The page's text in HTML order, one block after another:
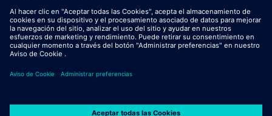
unirse a nosotros, por favor, es importante tener en cuenta
que Siemens no solicita honorarios antes / durante /
después del proceso de solicitud. No pedimos datos
bancarios o información financiera personal a cambio de
documentos en correos electrónicos que parezcan ser
seguridad de que uno de nuestros profesionales contacta